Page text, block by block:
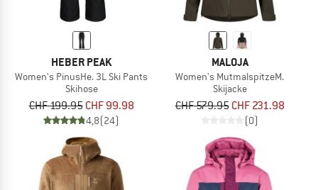
HEBER PEAK
Women's PinusHe. 3L Ski Pants
Skihose
CHF 199.95 CHF 99.98
4,8(24)
MALOJA
Women's MutmalspitzeM.
Skijacke
CHF 579.95 CHF 231.98
(0)